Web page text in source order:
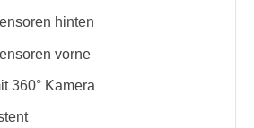
hinten
vorne
360° Kamera